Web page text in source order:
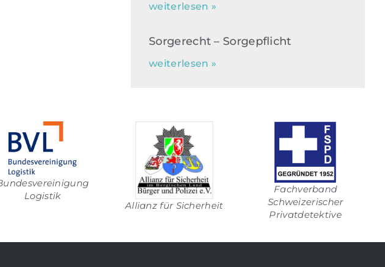
weiterlesen »
Sorgerecht – Sorgepflicht
weiterlesen »
Logistik
Allianz für Sicherheit
Fachverband
Schweizerischer
Privatdetektive